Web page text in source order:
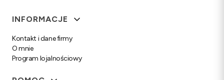
Linki w stopce
INFORMACJE
Kontakt i dane firmy
O mnie
Program lojalnościowy